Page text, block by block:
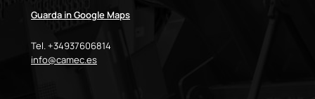
Guarda in Google Maps
Tel. +34937606814
info@camec.es